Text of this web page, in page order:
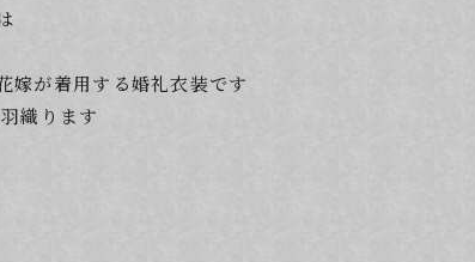
嫁が着用する婚礼衣装です
織ります